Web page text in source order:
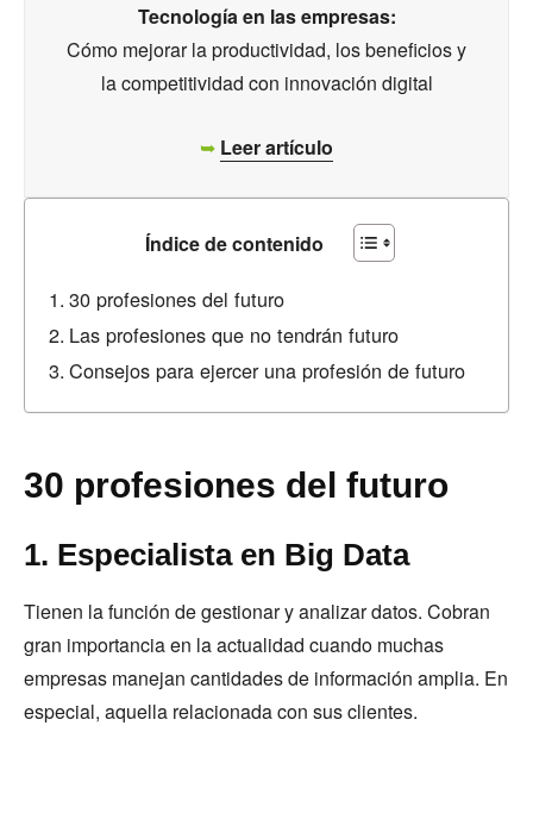
Tecnología en las empresas:
Cómo mejorar la productividad, los beneficios y
la competitividad con innovación digital
➥ Leer artículo
Índice de contenido
30 profesiones del futuro
Las profesiones que no tendrán futuro
Consejos para ejercer una profesión de futuro
30 profesiones del futuro
1. Especialista en Big Data
Tienen la función de gestionar y analizar datos. Cobran
gran importancia en la actualidad cuando muchas
empresas manejan cantidades de información amplia. En
especial, aquella relacionada con sus clientes.